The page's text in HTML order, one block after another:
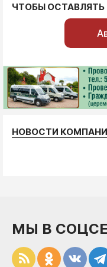
ЧТОБЫ
НОВОСТИ
МЫ В